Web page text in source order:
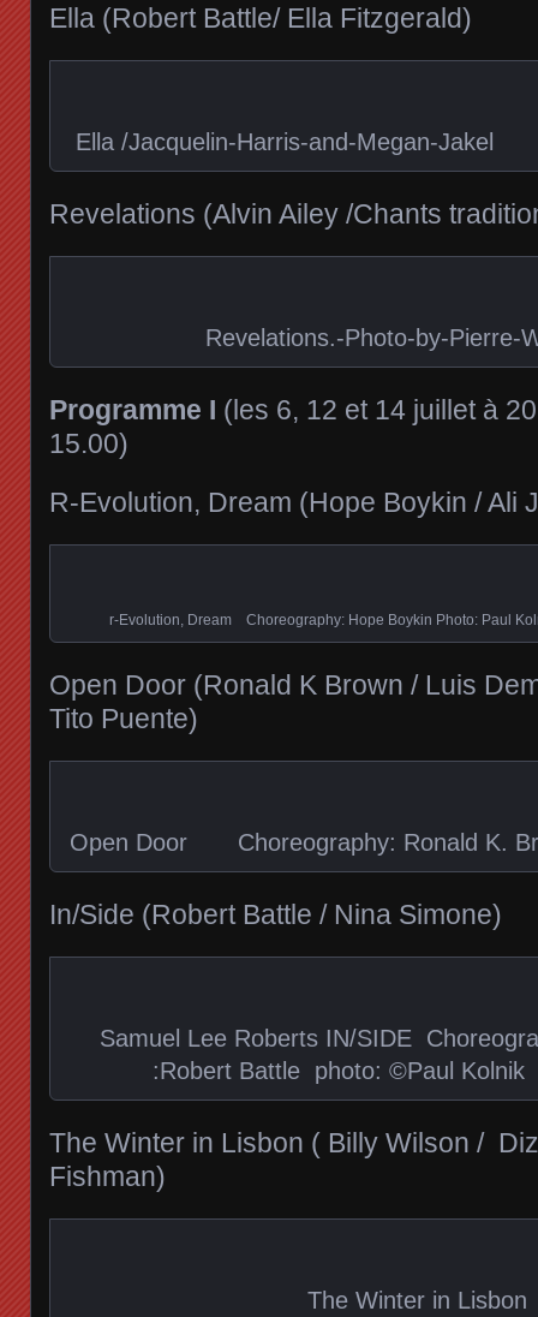
Ella (Robert Battle/ Ella Fitzgerald)
Ella /Jacquelin-Harris-and-Megan-Jakel
Revelations (Alvin Ailey /Chants
Revelations.-Photo-by-Pierre-
Programme I (les 6, 12 et 14 juillet à
15.00)
R-Evolution, Dream (Hope Boykin / Ali
r-Evolution, Dream Choreography: Hope Boykin Photo: Paul
Open Door (Ronald K Brown / Luis
Tito Puente)
Open Door Choreography: Ronald K.
In/Side (Robert Battle / Nina Simone)
Samuel Lee Roberts IN/SIDE
:Robert Battle photo: ©Paul Kolnik
The Winter in Lisbon ( Billy Wilson /
Fishman)
The Winter in Lisbon